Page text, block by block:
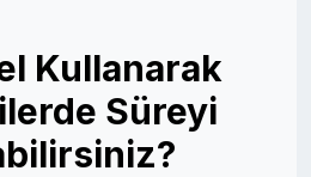
Kullanarak
Süreyi